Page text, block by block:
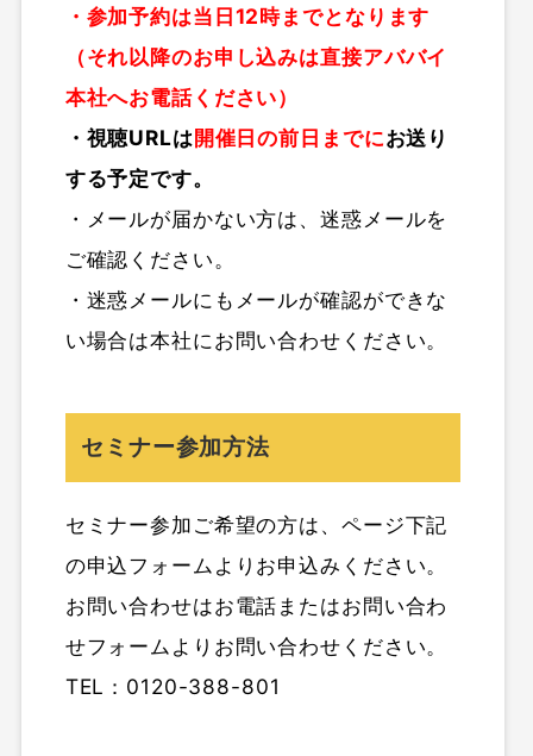
・参加予約は当日12時までとなります
（それ以降のお申し込みは直接アババイ
本社へお電話ください）
・視聴URLは 開催日の前日までにお送り
する予定です。
・メールが届かない方は、迷惑メールを
ご確認ください。
・迷惑メールにもメールが確認ができな
い場合は本社にお問い合わせください。
セミナー参加方法
セミナー参加ご希望の方は、ページ下記
の申込フォームよりお申込みください。
お問い合わせはお電話またはお問い合わ
せフォームよりお問い合わせください。
TEL：0120-388-801